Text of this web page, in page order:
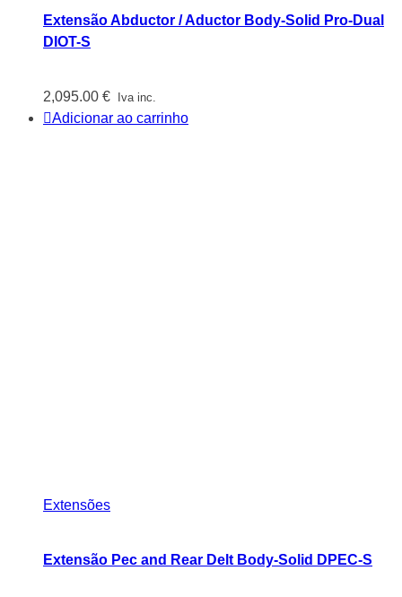
Extensão Abductor / Aductor Body-Solid Pro-Dual
DIOT-S
2,095.00 € Iva inc.
Adicionar ao carrinho
Extensões
Extensão Pec and Rear Delt Body-Solid DPEC-S